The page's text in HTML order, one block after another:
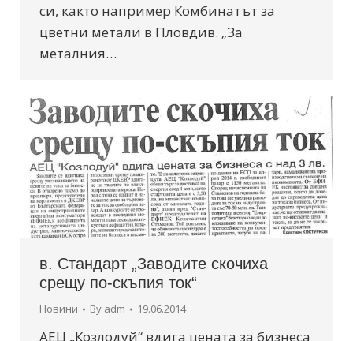
си, както например Комбинатът за
цветни метали в Пловдив. „За
металния…
в. Стандарт „Заводите скочиха
срещу по-скъпия ток“
Новини By adm 19.06.2014
АЕЦ „Козлодуй“ вдига цената за бизнеса